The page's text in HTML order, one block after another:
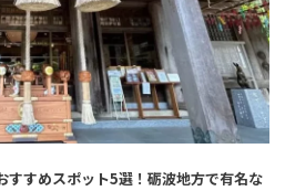
すすめスポット5選！砺波地方で有名な